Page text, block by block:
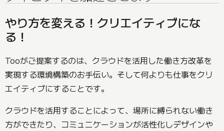
やり方を変える！クリエイティブにな
る！
Tooがご提案するのは、クラウドを活用した働き方改革を
実現する環境構築のお手伝い。そして何よりも仕事をクリ
エイティブにすることです。
クラウドを活用することによって、場所に縛られない働き
方ができたり、コミュニケーションが活性化しデザインや